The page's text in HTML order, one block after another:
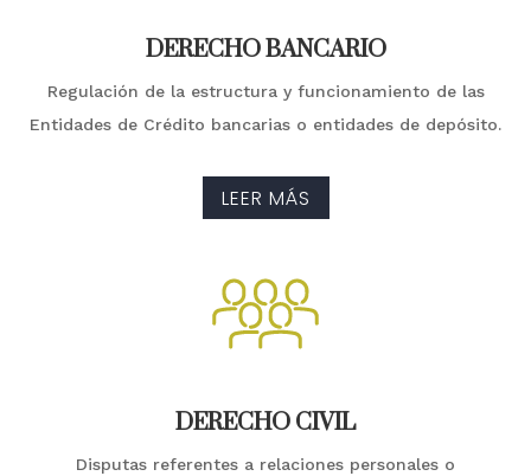
DERECHO BANCARIO
Regulación de la estructura y funcionamiento de las
Entidades de Crédito bancarias o entidades de depósito.
LEER MÁS
DERECHO CIVIL
Disputas referentes a relaciones personales o